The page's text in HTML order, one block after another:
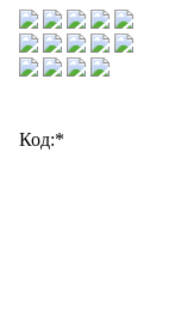
Код:*